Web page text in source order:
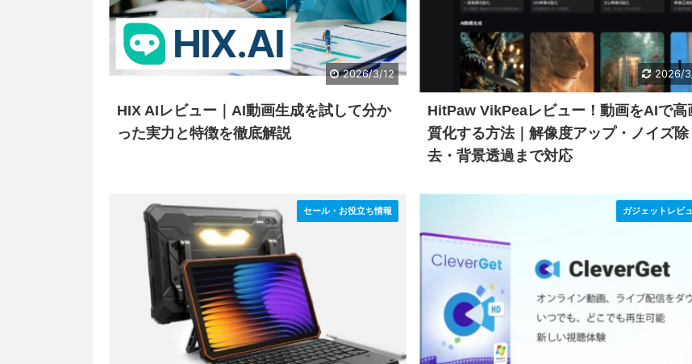
2026/3/12
HIX AIレビュー｜AI動画生成を試して分か
った実力と特徴を徹底解説
2026/
HitPaw VikPeaレビュー！動画をAIで高
質化する方法｜解像度アップ・ノイズ除
去・背景透過まで対応
セール・お役立ち情報 ガジェットレビ